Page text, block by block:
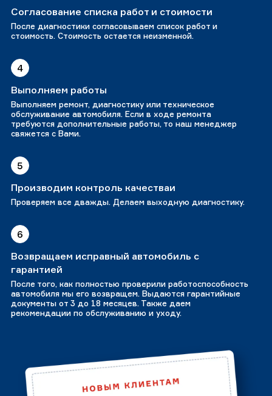
Согласование списка работ и стоимости
После диагностики согласовываем список работ и
стоимость. Стоимость остается неизменной.
4
Выполняем работы
Выполняем ремонт, диагностику или техническое
обслуживание автомобиля. Если в ходе ремонта
требуются дополнительные работы, то наш менеджер
свяжется с Вами.
5
Производим контроль качестваи
Проверяем все дважды. Делаем выходную диагностику.
6
Возвращаем исправный автомобиль с
гарантией
После того, как полностью проверили работоспособность
автомобиля мы его возвращем. Выдаются гарантийные
документы от 3 до 18 месяцев. Также даем
рекомендации по обслуживанию и уходу.